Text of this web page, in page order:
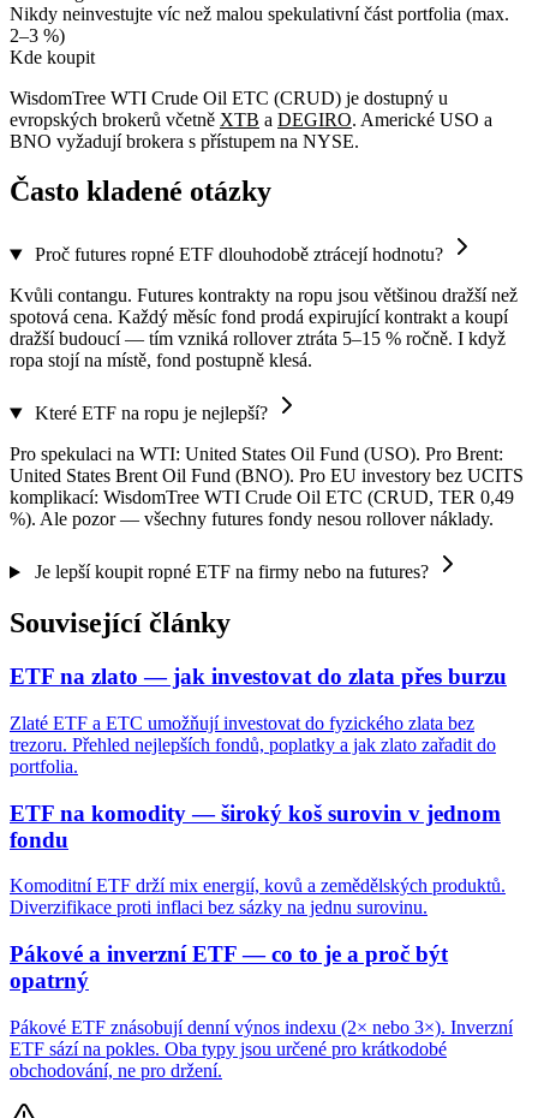
Nikdy neinvestujte víc než malou spekulativní část portfolia (max.
2–3 %)
Kde koupit
WisdomTree WTI Crude Oil ETC (CRUD) je dostupný u
evropských brokerů včetně XTB a DEGIRO. Americké USO a
BNO vyžadují brokera s přístupem na NYSE.
Často kladené otázky
Proč futures ropné ETF dlouhodobě ztrácejí hodnotu?
Kvůli contangu. Futures kontrakty na ropu jsou většinou dražší než
spotová cena. Každý měsíc fond prodá expirující kontrakt a koupí
dražší budoucí — tím vzniká rollover ztráta 5–15 % ročně. I když
ropa stojí na místě, fond postupně klesá.
Které ETF na ropu je nejlepší?
Pro spekulaci na WTI: United States Oil Fund (USO). Pro Brent:
United States Brent Oil Fund (BNO). Pro EU investory bez UCITS
komplikací: WisdomTree WTI Crude Oil ETC (CRUD, TER 0,49
%). Ale pozor — všechny futures fondy nesou rollover náklady.
Je lepší koupit ropné ETF na firmy nebo na futures?
Související články
ETF na zlato — jak investovat do zlata přes burzu
Zlaté ETF a ETC umožňují investovat do fyzického zlata bez
trezoru. Přehled nejlepších fondů, poplatky a jak zlato zařadit do
portfolia.
ETF na komodity — široký koš surovin v jednom
fondu
Komoditní ETF drží mix energií, kovů a zemědělských produktů.
Diverzifikace proti inflaci bez sázky na jednu surovinu.
Pákové a inverzní ETF — co to je a proč být
opatrný
Pákové ETF znásobují denní výnos indexu (2× nebo 3×). Inverzní
ETF sází na pokles. Oba typy jsou určené pro krátkodobé
obchodování, ne pro držení.